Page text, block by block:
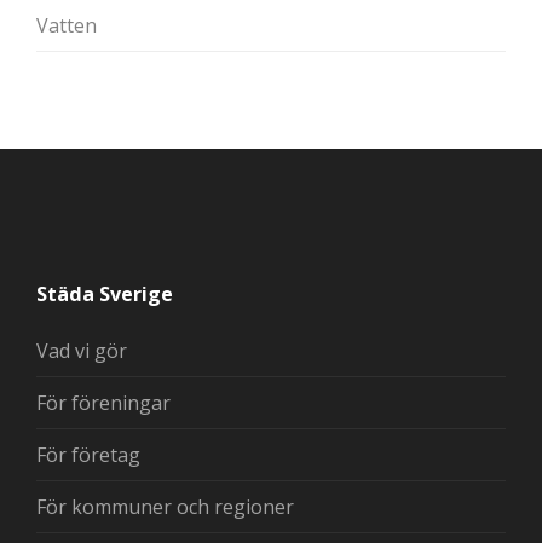
Vatten
Städa Sverige
Vad vi gör
För föreningar
För företag
För kommuner och regioner